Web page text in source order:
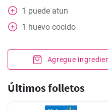
1 puede atun
1 huevo cocido
Agregue
Últimos folletos